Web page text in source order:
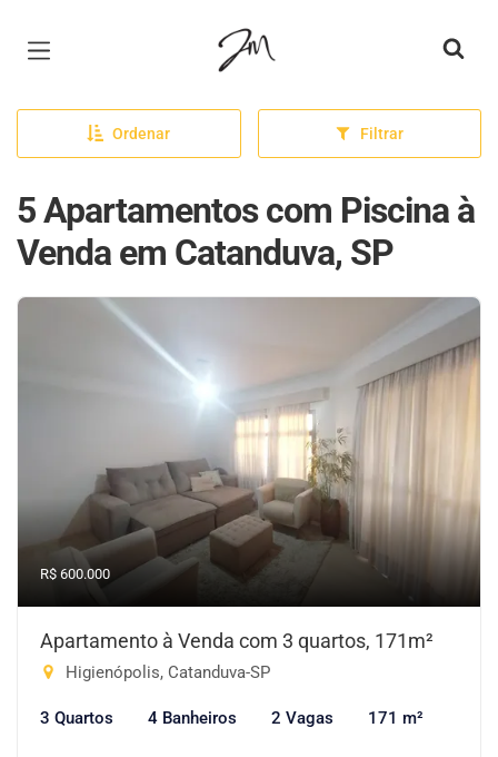
Página inicial
Ordenar Filtrar
5 Apartamentos com Piscina à
Venda em Catanduva, SP
R$ 600.000
Apartamento à Venda com 3 quartos, 171m²
Higienópolis, Catanduva-SP
3 Quartos 4 Banheiros 2 Vagas 171 m²